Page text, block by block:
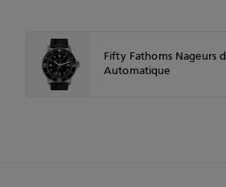
Fifty Fathoms Nageurs
Automatique